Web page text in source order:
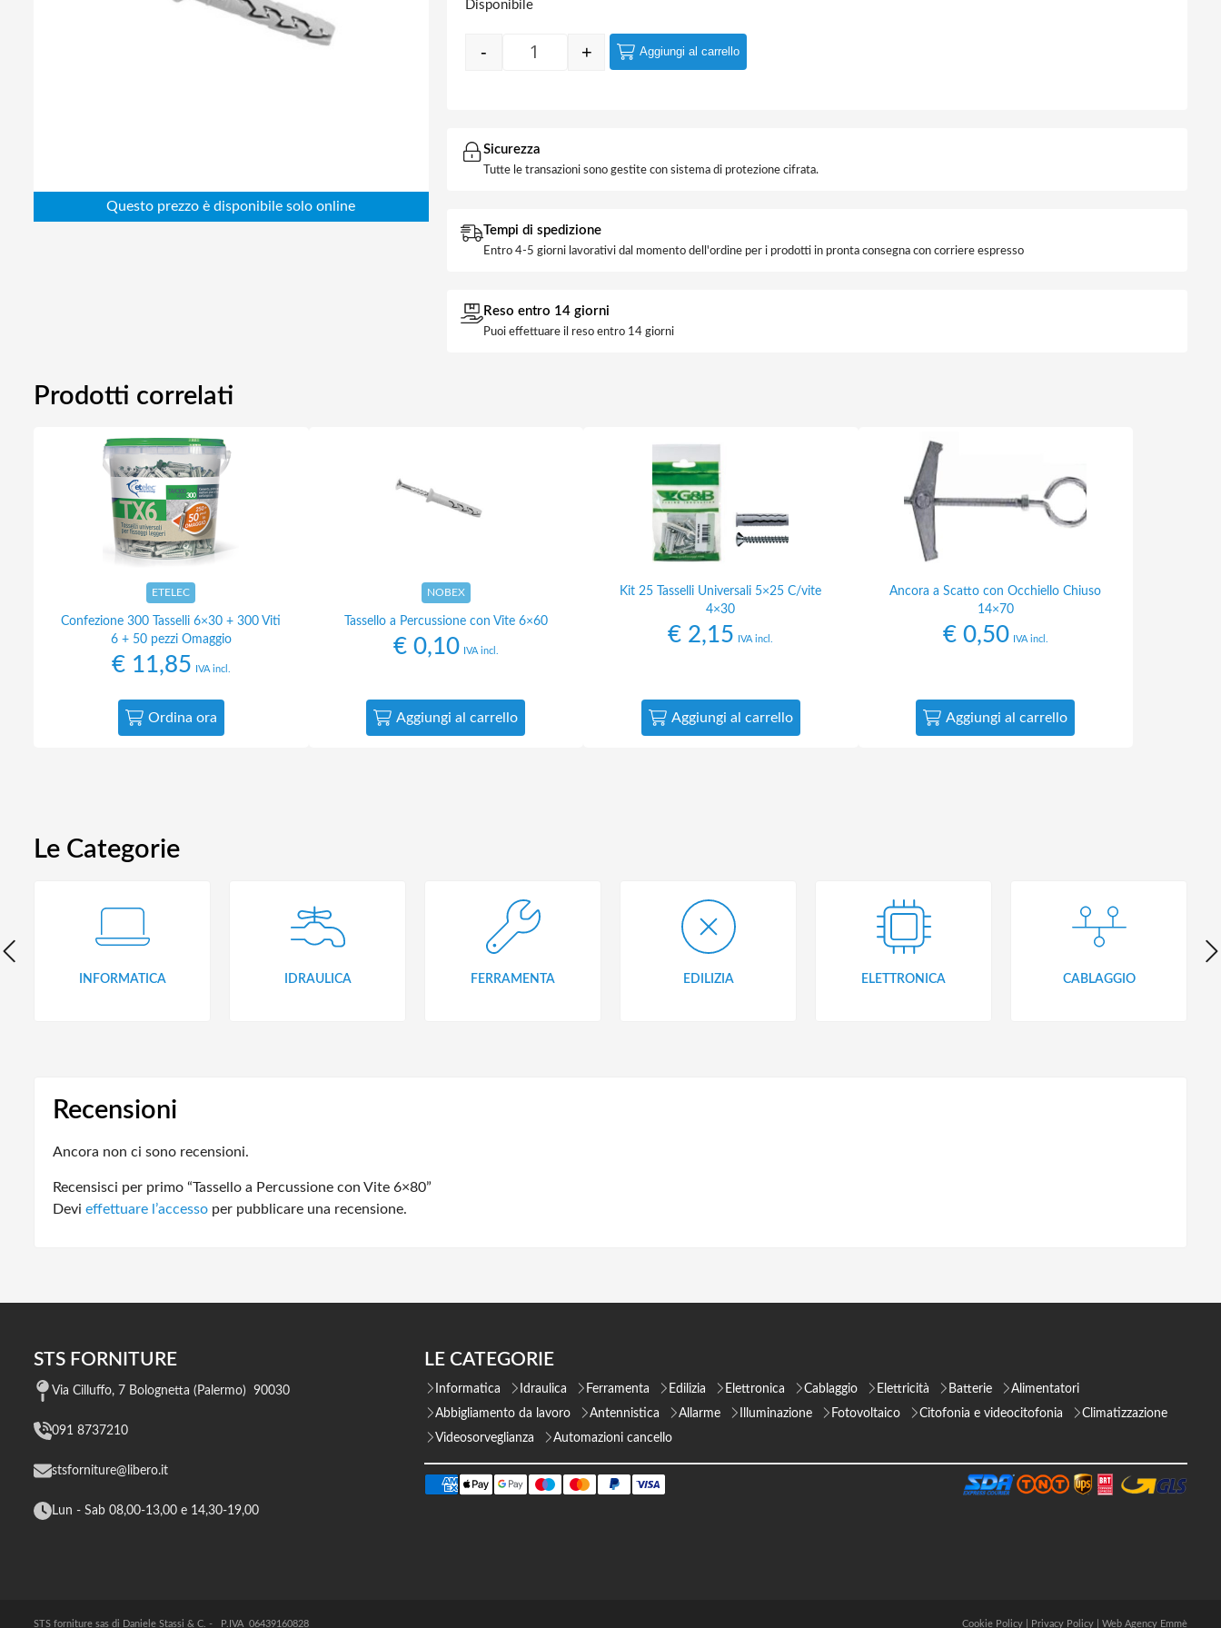
Elettronica
Edilizia
Disponibile
Quantity
- + Aggiungi al carrello
Sicurezza
Tutte le transazioni sono gestite con sistema di protezione cifrata.
Tempi di spedizione
Entro 4-5 giorni lavorativi dal momento dell'ordine per i prodotti in pronta consegna con corriere espresso
Reso entro 14 giorni
Puoi effettuare il reso entro 14 giorni
Prodotti correlati
ETELEC
Confezione 300 Tasselli 6×30 + 300 Viti
6 + 50 pezzi Omaggio
€11,85 IVA incl.
Ordina ora
NOBEX
Tassello a Percussione con Vite 6×60
€0,10 IVA incl.
Aggiungi al carrello
Kit 25 Tasselli Universali 5×25 C/vite
4×30
€ 2,15 IVA incl.
Aggiungi al carrello
Ancora a Scatto con Occhiello Chiuso
14×70
€0,50 IVA incl.
Aggiungi al carrello
Le Categorie
INFORMATICA IDRAULICA FERRAMENTA EDILIZIA ELETTRONICA CABLAGGIO
Recensioni
Ancora non ci sono recensioni.
Recensisci per primo “Tassello a Percussione con Vite 6×80”
Devi effettuare l’accesso per pubblicare una recensione.
STS FORNITURE
Via Cilluffo, 7 Bolognetta (Palermo) 90030
091 8737210
stsforniture@libero.it
Lun - Sab 08,00-13,00 e 14,30-19,00
LE CATEGORIE
Informatica Idraulica Ferramenta Edilizia Elettronica Cablaggio Elettricità Batterie
Alimentatori
Abbigliamento da lavoro
Antennistica Allarme Illuminazione Fotovoltaico Citofonia e videocitofonia
Climatizzazione
Videosorveglianza
Automazioni cancello
STS forniture sas di Daniele Stassi & C. - P.IVA 06439160828 Cookie Policy Privacy Policy Web Agency Emmè